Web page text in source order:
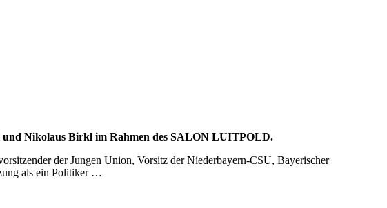
und Nikolaus Birkl im Rahmen des SALON LUITPOLD.
der Jungen Union, Vorsitz der Niederbayern-CSU, Bayerischer
als ein Politiker …